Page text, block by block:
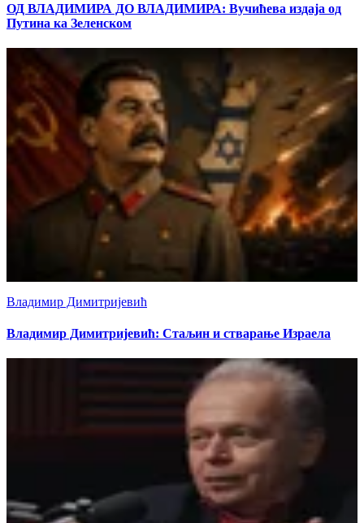
ОД ВЛАДИМИРА ДО ВЛАДИМИРА: Вучићева издаја од
Путина ка Зеленском
Владимир Димитријевић
Владимир Димитријевић: Стаљин и стварање Израела